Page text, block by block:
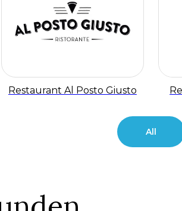
Restaurant Al Posto Giusto
All